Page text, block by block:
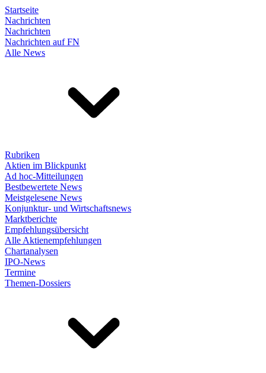
Startseite
Nachrichten
Nachrichten
Nachrichten auf FN
Alle News
Rubriken
Aktien im Blickpunkt
Ad hoc-Mitteilungen
Bestbewertete News
Meistgelesene News
Konjunktur- und Wirtschaftsnews
Marktberichte
Empfehlungsübersicht
Alle Aktienempfehlungen
Chartanalysen
IPO-News
Termine
Themen-Dossiers